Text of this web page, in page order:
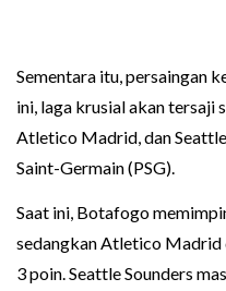
Sementara itu, persaingan
ini, laga krusial akan tersaji
Atletico Madrid, dan
Saint-Germain (PSG).
Saat ini, Botafogo
sedangkan Atletico Madrid
3 poin. Seattle Sounders